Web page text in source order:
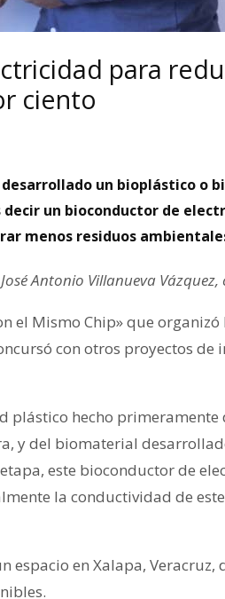
para
ciento
un bioplástico o
un bioconductor de
menos residuos
Antonio Villanueva Vázquez,
el Mismo Chip» que organizó
con otros proyectos de
plástico hecho primeramente
y del biomaterial
este bioconductor de
la conductividad de
espacio en Xalapa, Veracruz,